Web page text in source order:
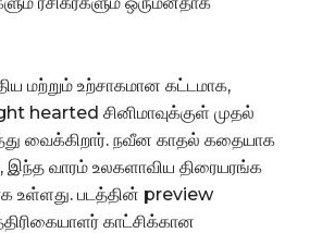
மற்றும் உற்சாகமான கட்டமாக,
hearted சினிமாவுக்குள் முதல்
வைக்கிறார். நவீன காதல் கதையாக
இந்த வாரம் உலகளாவிய திரையரங்க
உள்ளது. படத்தின் preview
காட்சிக்கான